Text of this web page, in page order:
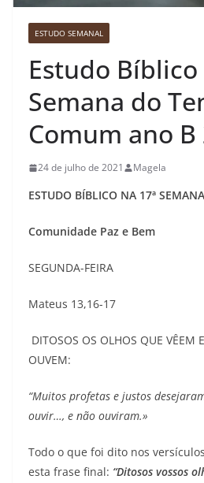
ESTUDO SEMANAL
Estudo Bíblico
Semana do
Comum ano B
24 de julho de 2021 Magela
ESTUDO BÍBLICO NA 17ª
Comunidade Paz e Bem
SEGUNDA-FEIRA
Mateus 13,16-17
DITOSOS OS OLHOS QUE VÊEM
OUVEM:
“Muitos profetas e justos
ouvir…, e não ouviram.»
Todo o que foi dito nos
esta frase final: “Ditosos vossos